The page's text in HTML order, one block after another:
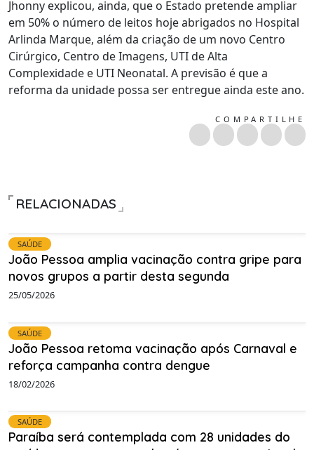
Jhonny explicou, ainda, que o Estado pretende ampliar
em 50% o número de leitos hoje abrigados no Hospital
Arlinda Marque, além da criação de um novo Centro
Cirúrgico, Centro de Imagens, UTI de Alta
Complexidade e UTI Neonatal. A previsão é que a
reforma da unidade possa ser entregue ainda este ano.
COMPARTILHE
RELACIONADAS
SAÚDE
João Pessoa amplia vacinação contra gripe para
novos grupos a partir desta segunda
25/05/2026
SAÚDE
João Pessoa retoma vacinação após Carnaval e
reforça campanha contra dengue
18/02/2026
SAÚDE
Paraíba será contemplada com 28 unidades do